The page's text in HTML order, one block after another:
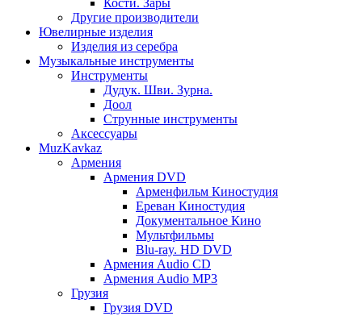
Кости. Зары
Другие производители
Ювелирные изделия
Изделия из серебра
Музыкальные инструменты
Инструменты
Дудук. Шви. Зурна.
Доол
Струнные инструменты
Аксессуары
MuzKavkaz
Армения
Армения DVD
Арменфильм Киностудия
Ереван Киностудия
Документальное Кино
Мультфильмы
Blu-ray. HD DVD
Армения Audio CD
Армения Audio MP3
Грузия
Грузия DVD